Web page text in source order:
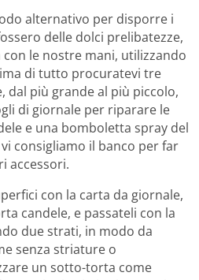
alternativo per disporre i
delle dolci prelibatezze,
le nostre mani, utilizzando
di tutto procuratevi tre
dal più grande al più piccolo,
di giornale per riparare le
e una bomboletta spray del
consigliamo il banco per far
accessori.
con la carta da giornale,
candele, e passateli con la
due strati, in modo da
senza striature o
un sotto-torta come